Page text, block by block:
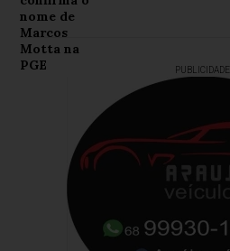
PUBLICIDADE